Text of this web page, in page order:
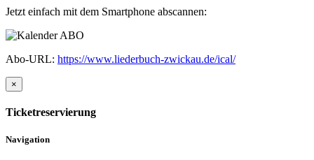
Jetzt einfach mit dem Smartphone abscannen:
Abo-URL: https://www.liederbuch-zwickau.de/ical/
×
Ticketreservierung
Navigation